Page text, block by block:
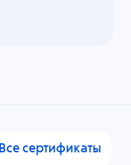
Все сертификаты